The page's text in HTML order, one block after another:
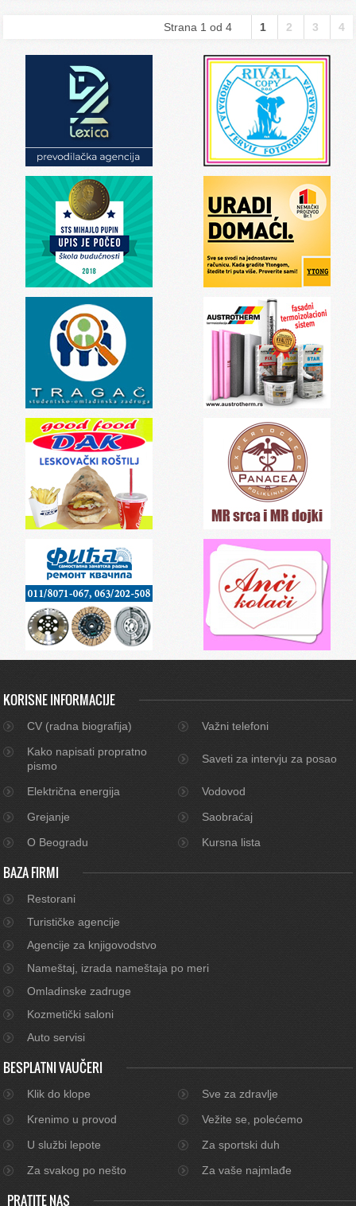
Strana 1 od 4 1 2 3 4
KORISNE INFORMACIJE
CV (radna biografija)
Važni telefoni
Kako napisati propratno
pismo
Saveti za intervju za posao
Električna energija
Vodovod
Grejanje
Saobraćaj
O Beogradu
Kursna lista
BAZA FIRMI
Restorani
Turističke agencije
Agencije za knjigovodstvo
Nameštaj, izrada nameštaja po meri
Omladinske zadruge
Kozmetički saloni
Auto servisi
BESPLATNI VAUČERI
Klik do klope
Sve za zdravlje
Krenimo u provod
Vežite se, polećemo
U službi lepote
Za sportski duh
Za svakog po nešto
Za vaše najmlađe
PRATITE NAS